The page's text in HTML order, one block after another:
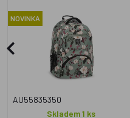
NOVINKA
AU55835350
Skladem 1 ks